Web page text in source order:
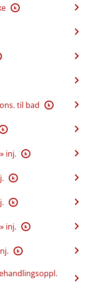
K
til bad K
inj. K
K
K
inj. K
K